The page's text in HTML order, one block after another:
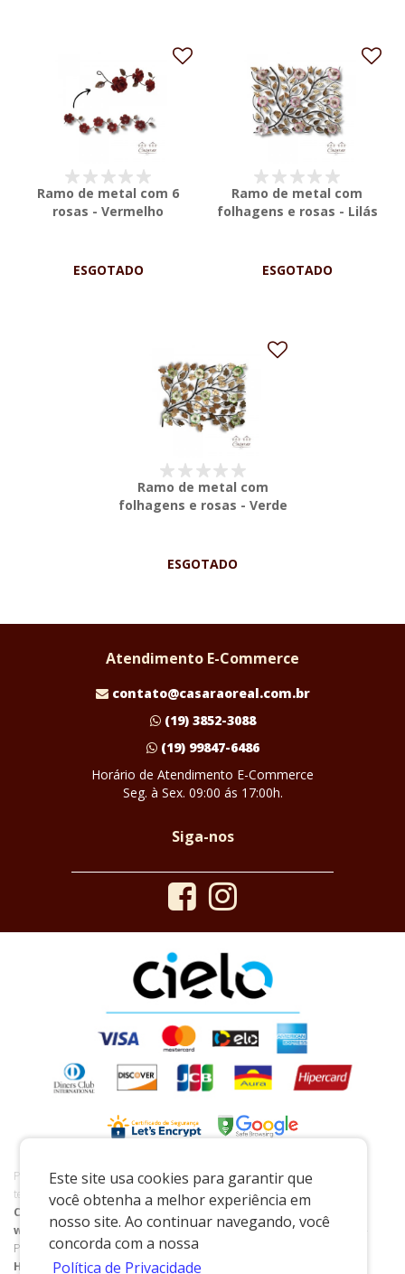
Este site usa cookies para garantir que
você obtenha a melhor experiência em
nosso site. Ao continuar navegando, você
concorda com a nossa
Política de Privacidade
Ramo de metal com 6
rosas - Vermelho
ESGOTADO
Ramo de metal com
folhagens e rosas - Lilás
ESGOTADO
Ramo de metal com
folhagens e rosas - Verde
ESGOTADO
Atendimento E-Commerce
contato@casaraoreal.com.br
(19) 3852-3088
(19) 99847-6486
Horário de Atendimento E-Commerce
Seg. à Sex. 09:00 ás 17:00h.
Siga-nos
Preços e condições exclusivos para o www.casaraoreal.com.br e para o
televendas, podendo sofrer alterações sem prévia notiﬁcação.
Casarão Real de Pedreira
03.521.282/0001-60
www.casaraoreal.com.br| Praça Coronel João Pedro - 141 - Centro -
Pedreira/SP - 13927-004
Horário de Atendimento Loja Física: